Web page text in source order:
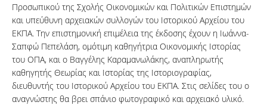
Προσωπικού της Σχολής Οικονομικών και Πολιτικών Επιστημών
και υπεύθυνη αρχειακών συλλογών του Ιστορικού Αρχείου του
ΕΚΠΑ. Την επιστημονική επιμέλεια της έκδοσης έχουν η Ιωάννα-
Σαπφώ Πεπελάση, ομότιμη καθηγήτρια Οικονομικής Ιστορίας
του ΟΠΑ, και ο Βαγγέλης Καραμανωλάκης, αναπληρωτής
καθηγητής Θεωρίας και Ιστορίας της Ιστοριογραφίας,
διευθυντής του Ιστορικού Αρχείου του ΕΚΠΑ. Στις σελίδες του ο
αναγνώστης θα βρει σπάνιο φωτογραφικό και αρχειακό υλικό.